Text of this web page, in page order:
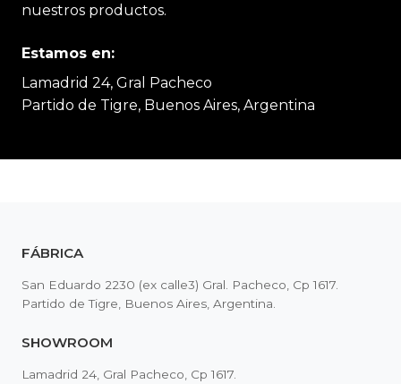
nuestros productos.
Estamos en:
Lamadrid 24, Gral Pacheco
Partido de Tigre, Buenos Aires, Argentina
FÁBRICA
San Eduardo 2230 (ex calle3) Gral. Pacheco, Cp 1617.
Partido de Tigre, Buenos Aires, Argentina.
SHOWROOM
Lamadrid 24, Gral Pacheco, Cp 1617.